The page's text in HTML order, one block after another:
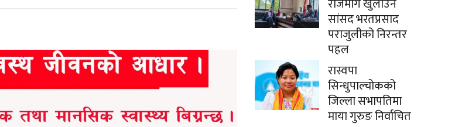
सांसद भरतप्रसाद
पराजुलीको निरन्तर
पहल
रास्वपा
सिन्धुपाल्चोकको
जिल्ला सभापतिमा
माया गुरुङ निर्वाचित